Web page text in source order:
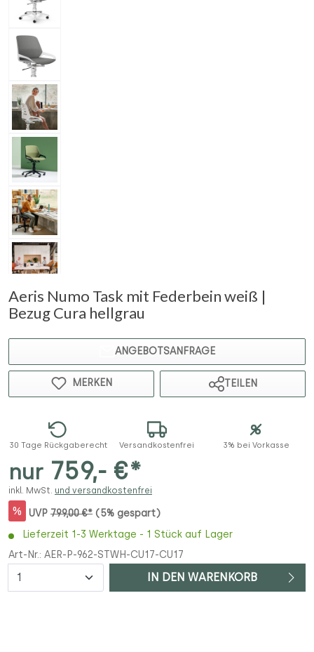
Aeris Numo Task mit Federbein weiß |
Bezug Cura hellgrau
ANGEBOTSANFRAGE
MERKEN TEILEN
30 Tage Rückgaberecht Versandkostenfrei 3% bei Vorkasse
nur 759,- €*
inkl. MwSt. und versandkostenfrei
% UVP 799,00 €* (5% gespart)
Lieferzeit 1-3 Werktage - 1 Stück auf Lager
Art-Nr.: AER-P-962-STWH-CU17-CU17
Anzahl IN DEN WARENKORB